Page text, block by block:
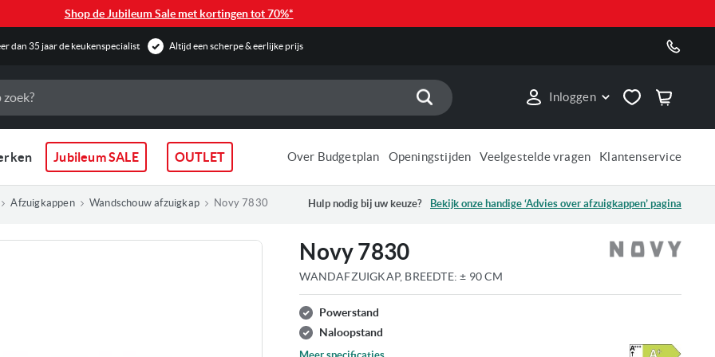
Shop de Jubileum Sale met kortingen tot 70%*
dan 35 jaar de keukenspecialist Altijd een scherpe & eerlijke prijs
Zoek Inloggen
Jubileum SALE OUTLET Over Budgetplan Openingstijden Veelgestelde vragen Klantenservice
Afzuigkappen Wandschouw afzuigkap Novy 7830 Hulp nodig bij uw keuze? Bekijk onze handige ‘Advies over afzuigkappen’ pagina
Novy 7830
WANDAFZUIGKAP, BREEDTE: ± 90 CM
Powerstand
Naloopstand